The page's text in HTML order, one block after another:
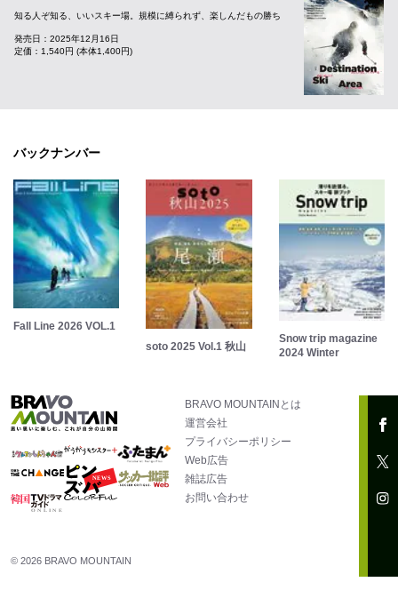
知る人ぞ知る、いいスキー場。規模に縛られず、楽しんだもの勝ち
発売日：2025年12月16日
定価：1,540円 (本体1,400円)
バックナンバー
Fall Line 2026 VOL.1
soto 2025 Vol.1 秋山
Snow trip magazine
2024 Winter
BRAVO MOUNTAINとは
運営会社
プライバシーポリシー
Web広告
雑誌広告
お問い合わせ
© 2026 BRAVO MOUNTAIN